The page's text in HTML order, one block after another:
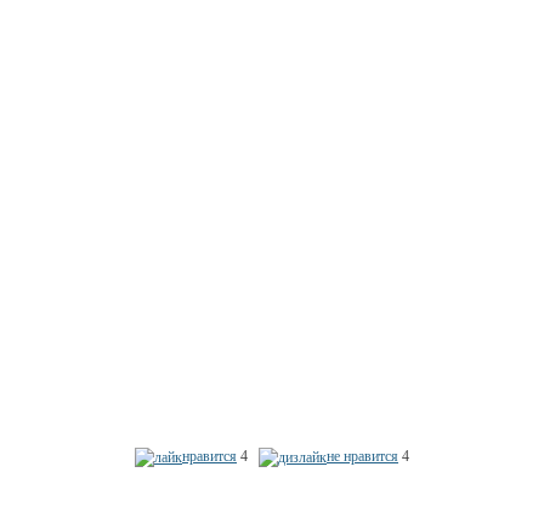
нравится 4 не нравится 4